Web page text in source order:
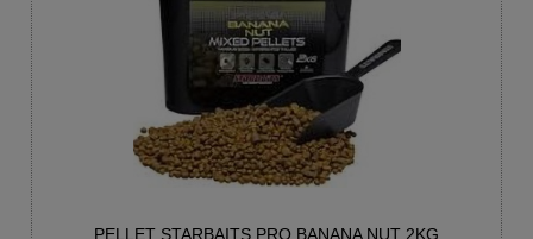
PELLET STARBAITS PRO BANANA NUT 2KG